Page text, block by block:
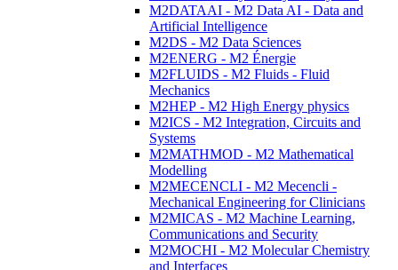
M2DATAAI - M2 Data AI - Data and
Artificial Intelligence
M2DS - M2 Data Sciences
M2ENERG - M2 Énergie
M2FLUIDS - M2 Fluids - Fluid
Mechanics
M2HEP - M2 High Energy physics
M2ICS - M2 Integration, Circuits and
Systems
M2MATHMOD - M2 Mathematical
Modelling
M2MECENCLI - M2 Mecencli -
Mechanical Engineering for Clinicians
M2MICAS - M2 Machine Learning,
Communications and Security
M2MOCHI - M2 Molecular Chemistry
and Interfaces